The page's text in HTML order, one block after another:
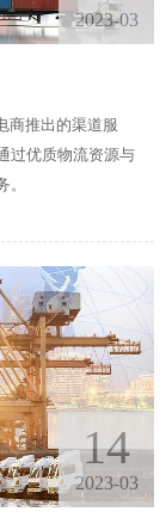
2023-03
商推出的渠道服
过优质物流资源与
14
2023-03